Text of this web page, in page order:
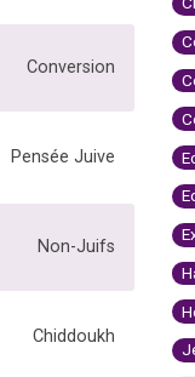
Conversion
Pensée Juive
Non-Juifs
Chiddoukh